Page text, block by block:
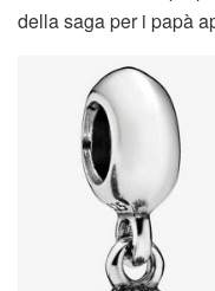
della saga per i papà